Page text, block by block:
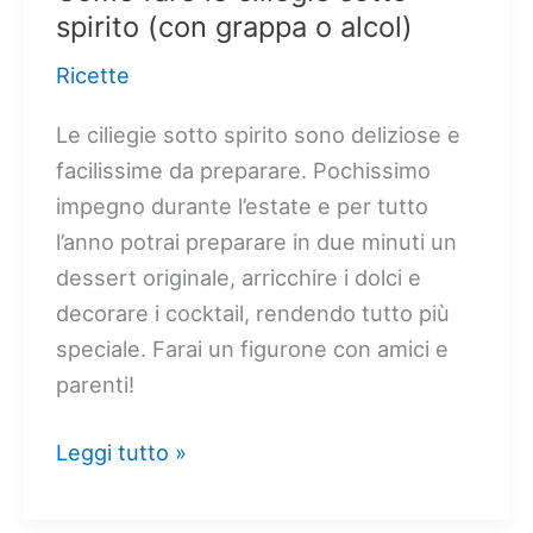
spirito (con grappa o alcol)
Ricette
Le ciliegie sotto spirito sono deliziose e
facilissime da preparare. Pochissimo
impegno durante l’estate e per tutto
l’anno potrai preparare in due minuti un
dessert originale, arricchire i dolci e
decorare i cocktail, rendendo tutto più
speciale. Farai un figurone con amici e
parenti!
Come
Leggi tutto »